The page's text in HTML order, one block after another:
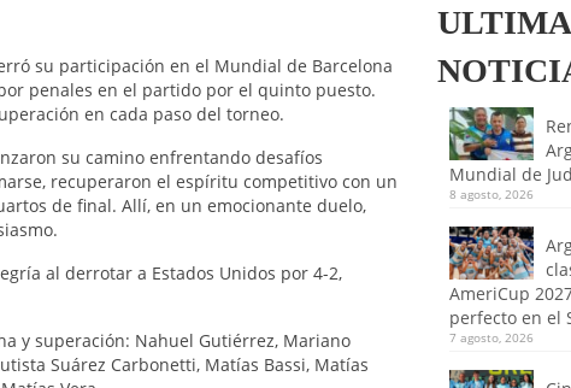
su participación en el Mundial de Barcelona
penales en el partido por el quinto puesto.
en cada paso del torneo.
su camino enfrentando desafíos
recuperaron el espíritu competitivo con un
de final. Allí, en un emocionante duelo,
al derrotar a Estados Unidos por 4-2,
y superación: Nahuel Gutiérrez, Mariano
Suárez Carbonetti, Matías Bassi, Matías
Mundial de
8 agosto, 2026
AmeriCup
perfecto en el
7 agosto, 2026